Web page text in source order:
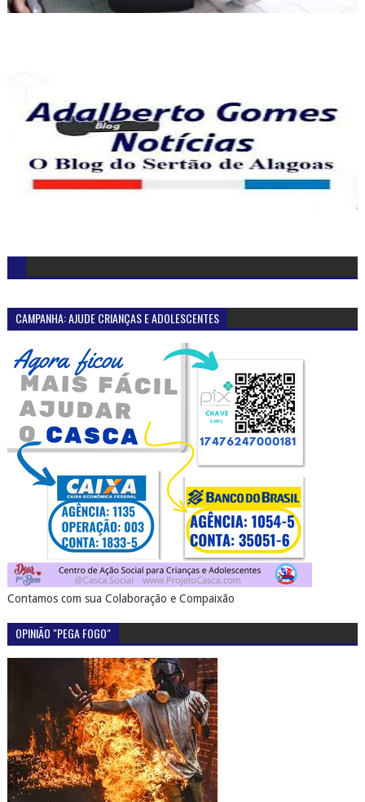
CAMPANHA: AJUDE CRIANÇAS E ADOLESCENTES
Contamos com sua Colaboração e Compaixão
OPINIÃO "PEGA FOGO"